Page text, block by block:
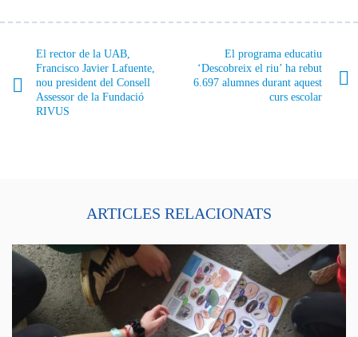
El rector de la UAB,
Francisco Javier Lafuente,
nou president del Consell
Assessor de la Fundació
RIVUS
El programa educatiu
‘Descobreix el riu’ ha rebut
6.697 alumnes durant aquest
curs escolar
ARTICLES RELACIONATS